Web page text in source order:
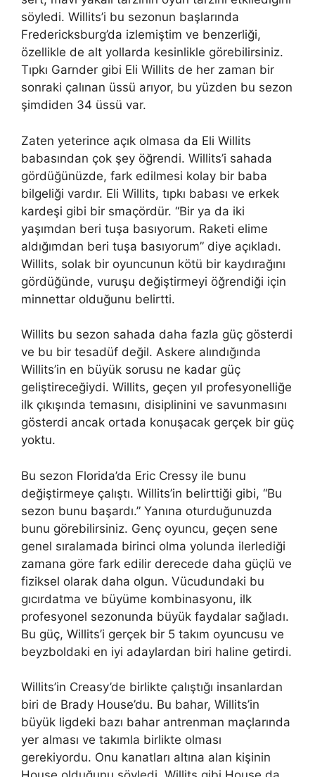
söyledi. Willits’i bu sezonun başlarında
Fredericksburg’da izlemiştim ve benzerliği,
özellikle de alt yollarda kesinlikle görebilirsiniz.
Tıpkı Garnder gibi Eli Willits de her zaman bir
sonraki çalınan üssü arıyor, bu yüzden bu sezon
şimdiden 34 üssü var.
Zaten yeterince açık olmasa da Eli Willits
babasından çok şey öğrendi. Willits’i sahada
gördüğünüzde, fark edilmesi kolay bir baba
bilgeliği vardır. Eli Willits, tıpkı babası ve erkek
kardeşi gibi bir smaçördür. “Bir ya da iki
yaşımdan beri tuşa basıyorum. Raketi elime
aldığımdan beri tuşa basıyorum” diye açıkladı.
Willits, solak bir oyuncunun kötü bir kaydırağını
gördüğünde, vuruşu değiştirmeyi öğrendiği için
minnettar olduğunu belirtti.
Willits bu sezon sahada daha fazla güç gösterdi
ve bu bir tesadüf değil. Askere alındığında
Willits’in en büyük sorusu ne kadar güç
geliştireceğiydi. Willits, geçen yıl profesyonelliğe
ilk çıkışında temasını, disiplinini ve savunmasını
gösterdi ancak ortada konuşacak gerçek bir güç
yoktu.
Bu sezon Florida’da Eric Cressy ile bunu
değiştirmeye çalıştı. Willits’in belirttiği gibi, “Bu
sezon bunu başardı.” Yanına oturduğunuzda
bunu görebilirsiniz. Genç oyuncu, geçen sene
genel sıralamada birinci olma yolunda ilerlediği
zamana göre fark edilir derecede daha güçlü ve
fiziksel olarak daha olgun. Vücudundaki bu
gıcırdatma ve büyüme kombinasyonu, ilk
profesyonel sezonunda büyük faydalar sağladı.
Bu güç, Willits’i gerçek bir 5 takım oyuncusu ve
beyzboldaki en iyi adaylardan biri haline getirdi.
Willits’in Creasy’de birlikte çalıştığı insanlardan
biri de Brady House’du. Bu bahar, Willits’in
büyük ligdeki bazı bahar antrenman maçlarında
yer alması ve takımla birlikte olması
gerekiyordu. Onu kanatları altına alan kişinin